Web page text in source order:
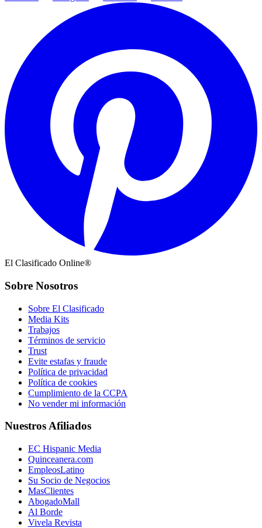
El Clasificado Online®
Sobre Nosotros
Sobre El Clasificado
Media Kits
Trabajos
Términos de servicio
Trust
Evite estafas y fraude
Política de privacidad
Política de cookies
Cumplimiento de la CCPA
No vender mi información
Nuestros Afiliados
EC Hispanic Media
Quinceanera.com
EmpleosLatino
Su Socio de Negocios
MasClientes
AbogadoMall
Al Borde
Vivela Revista